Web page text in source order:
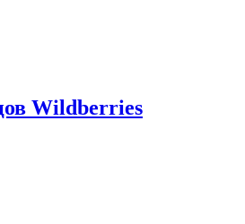
Wildberries